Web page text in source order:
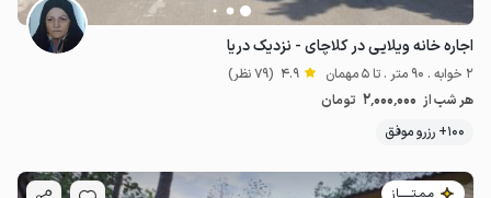
اجاره خانه ویلایی در کلاچای - نزدیک دریا
2 خوابه . 90 متر . تا 5 مهمان 4.9 (79 نظر)
هر شب از 2٬000٬000 تومان
100+ رزرو موفق
مـمـتــــــاز